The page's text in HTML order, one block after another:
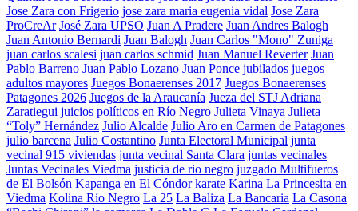
Jose Zara con Frigerio jose zara maria eugenia vidal Jose Zara
ProCreAr José Zara UPSO Juan A Pradere Juan Andres Balogh
Juan Antonio Bernardi Juan Balogh Juan Carlos "Mono" Zuniga
juan carlos scalesi juan carlos schmid Juan Manuel Reverter Juan
Pablo Barreno Juan Pablo Lozano Juan Ponce jubilados juegos
adultos mayores Juegos Bonaerenses 2017 Juegos Bonaerenses
Patagones 2026 Juegos de la Araucanía Jueza del STJ Adriana
Zaratiegui juicios políticos en Río Negro Julieta Vinaya Julieta
“Toly” Hernández Julio Alcalde Julio Aro en Carmen de Patagones
julio barcena Julio Costantino Junta Electoral Municipal junta
vecinal 915 viviendas junta vecinal Santa Clara juntas vecinales
Juntas Vecinales Viedma justicia de rio negro juzgado Multifueros
de El Bolsón Kapanga en El Cóndor karate Karina La Princesita en
Viedma Kolina Río Negro La 25 La Baliza La Bancaria La Casona